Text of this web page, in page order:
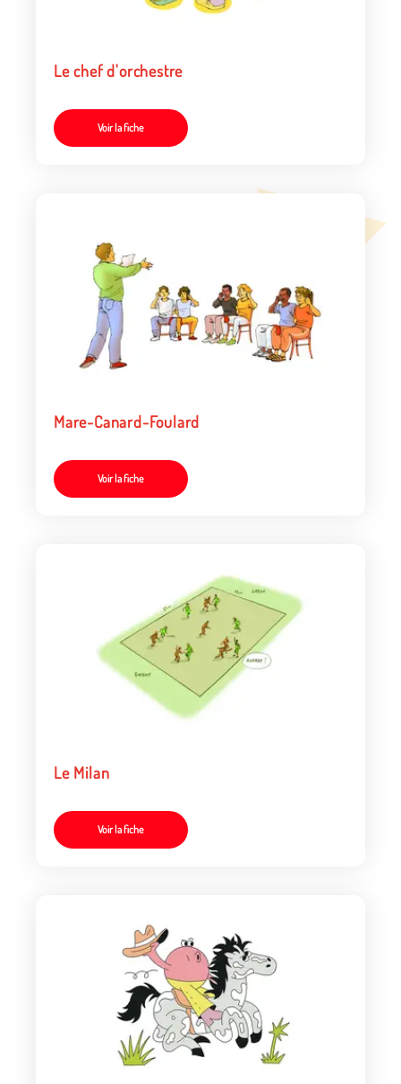
Le chef d'orchestre
Voir la fiche
Mare-Canard-Foulard
Voir la fiche
Le Milan
Voir la fiche